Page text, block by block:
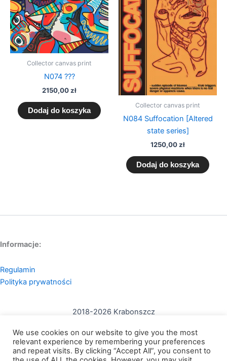
Collector canvas print
N074 ???
2150,00zł
Dodaj do koszyka
Collector canvas print
N084 Suffocation [Altered
state series]
1250,00zł
Dodaj do koszyka
Informacje:
Regulamin
Polityka prywatności
2018-2026 Krabonszcz
Kontakt:
mail: contact@krabonszcz.com
We use cookies on our website to give you the most
relevant experience by remembering your preferences
and repeat visits. By clicking “Accept All”, you consent to